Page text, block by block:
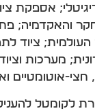
אספקת
והאקדמיה;
ציוד
מערכות
אוטומטיים
לקומטל